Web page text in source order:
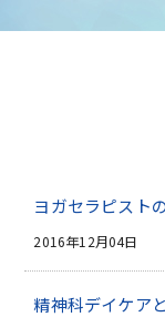
ヨガセラピスト
2016年12月04日
精神科デイケア